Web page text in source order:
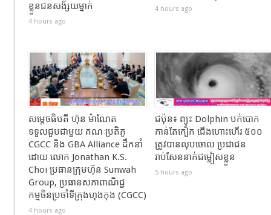
ខ្លួនជនសង័្សយម្នាក់
4 hours ago
4 hours ago
សម្ដេចធិបតី ហ៊ុន ម៉ាណែត
ទទួលជួបជាមួយ គណៈប្រតិភូ
CGCC និង GBA Alliance ដឹកនាំ
ដោយ លោក Jonathan K.S.
Choi ប្រធានក្រុមហ៊ុន Sunwah
Group, ប្រធានសភាពាណិជ្ជ
កម្មចិនប្រចាំទីក្រុងហុងកុង (CGCC)
4 hours ago
ជប៉ុន៖ ព្យុះ Dolphin បក់បោក
កាន់តែកៀក ជើងហោះហើរ ៥០០
ត្រូវបានលុបចោល ប្រជាជន
រាប់សែននាក់ជម្លៀសខ្លួន
5 hours ago